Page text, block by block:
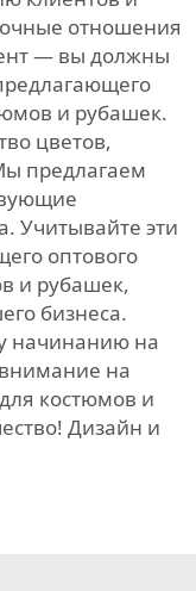
отношения
— вы должны
и рубашек.
цветов,
предлагаем
Учитывайте эти
оптового
и рубашек,
бизнеса.
начинанию на
на
костюмов и
Дизайн и